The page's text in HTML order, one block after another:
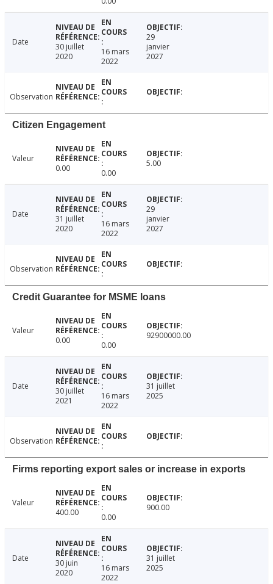
Date
30 juillet
2020
16 mars
2022
29
janvier
2027
Observation
Citizen Engagement
Valeur
0.00
0.00
5.00
Date
31 juillet
2020
16 mars
2022
29
janvier
2027
Observation
Credit Guarantee for MSME loans
Valeur
0.00
0.00
92900000.00
Date
30 juillet
2021
16 mars
2022
31 juillet
2025
Observation
Firms reporting export sales or increase in exports
Valeur
400.00
0.00
900.00
Date
30 juin
2020
16 mars
2022
31 juillet
2025